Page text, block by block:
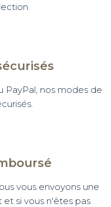
PayPal, nos modes de
vous envoyons une
si vous n'êtes pas